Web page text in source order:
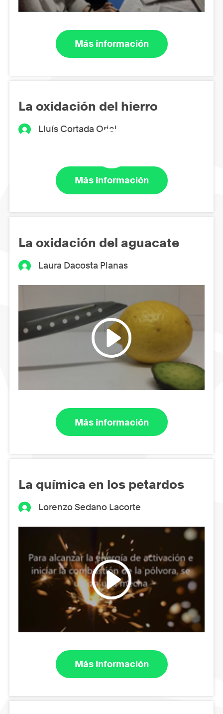
Más información
La oxidación del hierro
Lluís Cortada Oriol
Más información
La oxidación del aguacate
Laura Dacosta Planas
Más información
La química en los petardos
Lorenzo Sedano Lacorte
Más información